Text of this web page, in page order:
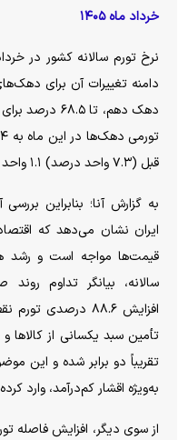
خرداد ماه ۱۴۰۵
دهک­­ دهم، تا
قبل (۷.۳ واحد درصد) ۱.۱ واحد درصد افزایش داشته است.
به گزارش آنا؛ بنابراین
ایران نشان می‌دهد که
قیمت‌ها مواجه است و رشد
سالانه، بیانگر تداوم
افزایش ۸۸.۶ درصدی
تأمین سبد یکسانی از
تقریباً دو برابر شده و این
به‌ویژه اقشار کم‌درآمد، وارد
از سوی دیگر، افزایش فاصله